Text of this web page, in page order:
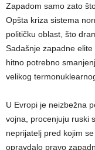
Zapadom samo zato
Opšta kriza sistema
političku oblast, što
Sadašnje zapadne
hitno potrebno
velikog
U Evropi je neizbežna
vojna, procenjuju ruski
neprijatelj pred kojim
opravdalo pravo